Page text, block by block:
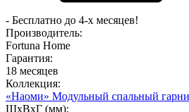
- Бесплатно до 4-х месяцев!
Производитель:
Fortuna Home
Гарантия:
18 месяцев
Коллекция:
«Наоми» Модульный спальный
ШхВхГ (мм):